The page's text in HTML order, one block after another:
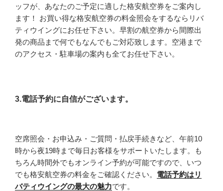
ッフが、あなたのご予定に適した格安航空券をご案内し
ます！ お買い得な格安航空券の料金照会をするならリバ
ティウイングにお任せ下さい。早割の航空券から間際出
発の商品まで何でもなんでもご対応致します。空港まで
のアクセス・駐車場の案内も全てお任せ下さい。
3.電話予約に自信がございます。
空席照会・お申込み・ご質問・払戻手続きなど、午前10
時から夜19時まで毎日お客様をサポートいたします。も
ちろん時間外でもオンライン予約が可能ですので、いつ
でも格安航空券の料金をご確認ください。 電話予約はリ
バティウイングの最大の魅力です。